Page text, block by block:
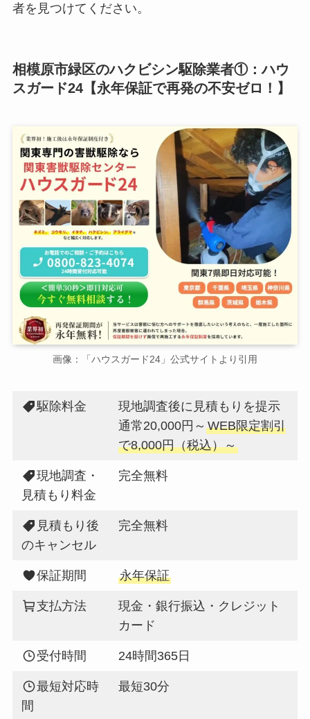
者を見つけてください。
相模原市緑区のハクビシン駆除業者①：ハウ
スガード24【永年保証で再発の不安ゼロ！】
画像：「ハウスガード24」公式サイトより引用
駆除料金
現地調査後に見積もりを提示
通常20,000円～WEB限定割引
で8,000円（税込）～
現地調査・
見積もり料金
完全無料
見積もり後
のキャンセル
完全無料
保証期間 永年保証
支払方法
現金・銀行振込・クレジット
カード
受付時間 24時間365日
最短対応時
間
最短30分